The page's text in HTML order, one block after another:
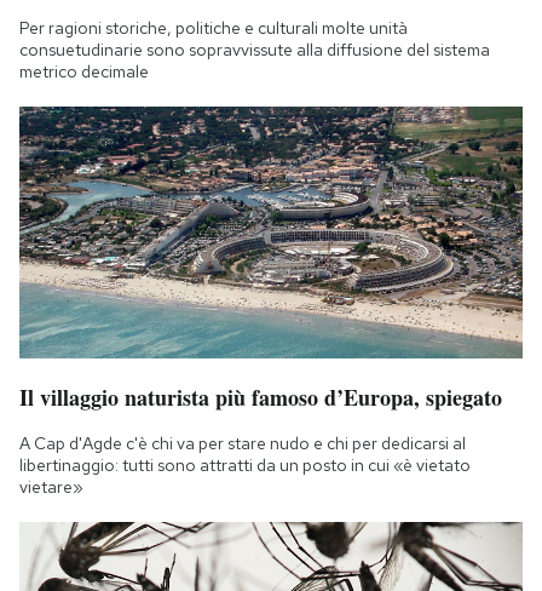
Per ragioni storiche, politiche e culturali molte unità
consuetudinarie sono sopravvissute alla diffusione del sistema
metrico decimale
Il villaggio naturista più famoso d’Europa, spiegato
A Cap d'Agde c'è chi va per stare nudo e chi per dedicarsi al
libertinaggio: tutti sono attratti da un posto in cui «è vietato
vietare»